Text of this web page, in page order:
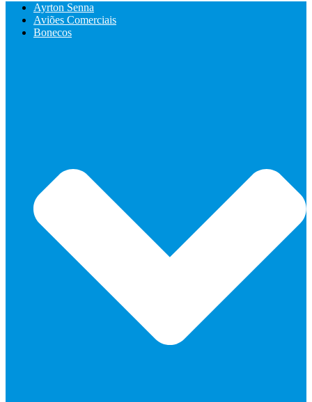
Ayrton Senna
Aviões Comerciais
Bonecos